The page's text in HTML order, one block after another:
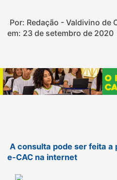
Por: Redação - Valdivino de
em: 23 de setembro de 2020
A consulta pode ser feita a
e-CAC na internet